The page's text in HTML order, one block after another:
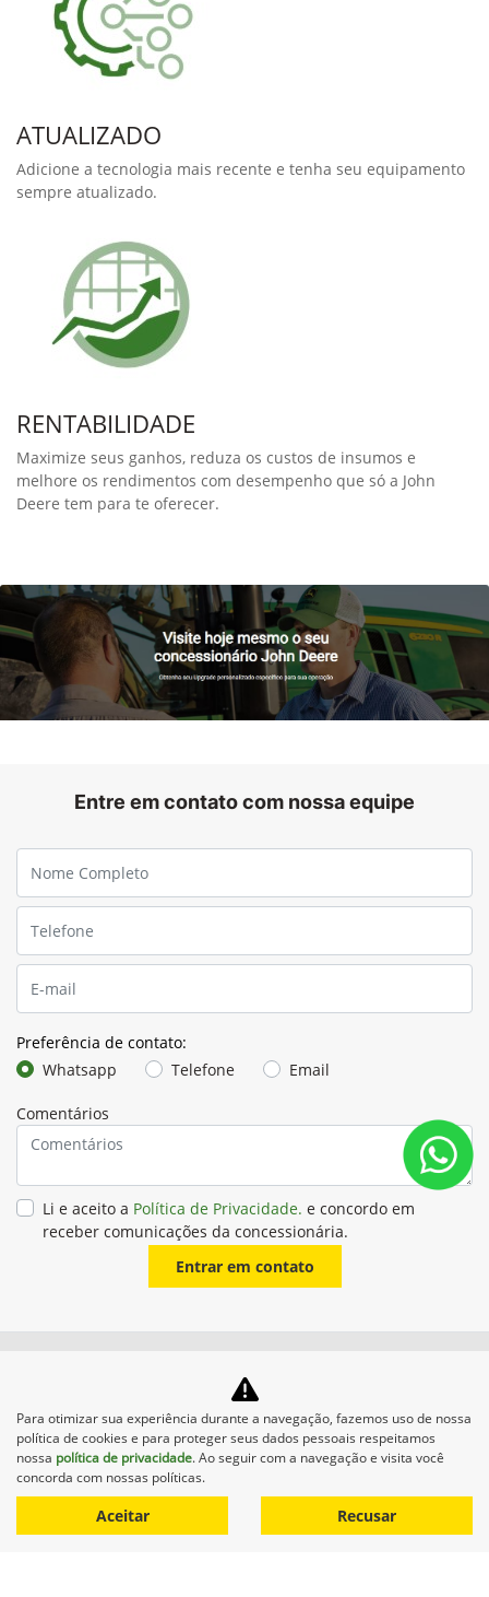
INC Pro - Controle Individual de Pontas
disponível para o seu pulverizador da série M4000. Com o INC
Pro, você economiza defensivos e alcança melhores níveis de
eficiência e qualidade de aplicação.
Reduza os danos às culturas, entregue o máximo potencial do
bico. Além disso, recupere até 80% do produto após finalizar
o trabalho e simplifique a limpeza do seu pulverizador.
Já pensou em ter as mais
novas tecnologias da John
Deere na sua
máquina que está no campo?
Agende uma avaliação do seu equipamento atual com o seu
Para otimizar sua experiência durante a navegação, fazemos uso de nossa
política de cookies e para proteger seus dados pessoais respeitamos
nossa política de privacidade. Ao seguir com a navegação e visita você
concorda com nossas políticas.
Aceitar Recusar